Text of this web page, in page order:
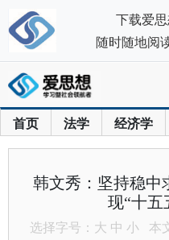
首页 法学 经济学
韩文秀：坚持稳中
现“十五
选择字号： 大 中 小 本
下载爱
随时随地阅